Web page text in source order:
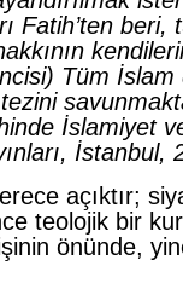
Fatih’ten beri,
Tüm İslam
İslamiyet
İstanbul,
açıktır;
teolojik bir
önünde,